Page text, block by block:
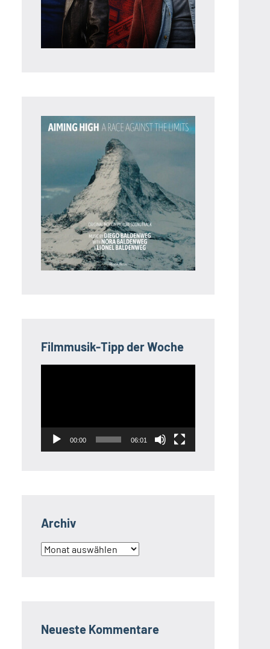
Filmmusik-Tipp der Woche
00:00 06:01
Archiv
Archiv
Neueste Kommentare